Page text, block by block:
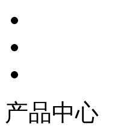
产品中心